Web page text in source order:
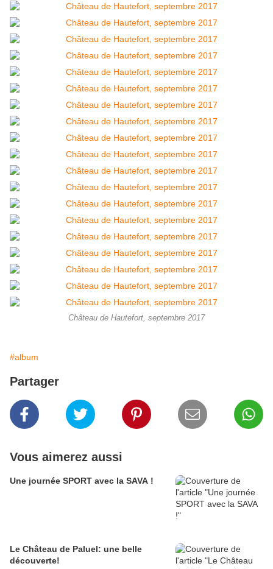
Château de Hautefort, septembre 2017
#album
Partager
Vous aimerez aussi
Une journée SPORT avec la SAVA !
Le Château de Paluel: une belle
découverte!